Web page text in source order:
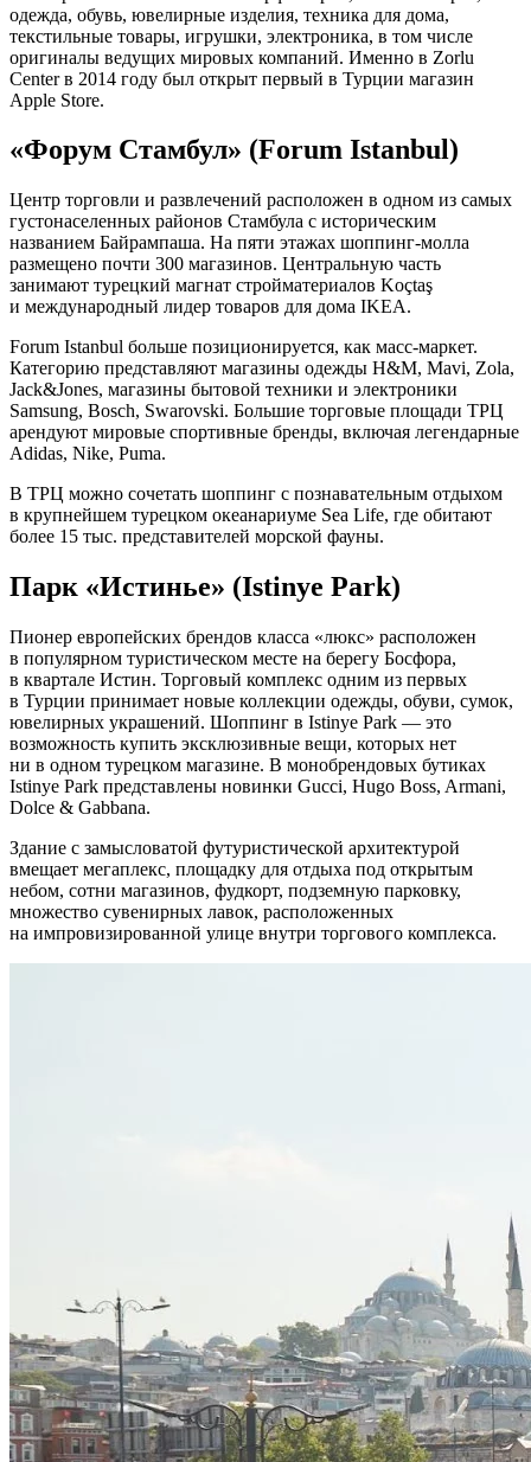
одежда, обувь, ювелирные изделия, техника для дома,
текстильные товары, игрушки, электроника, в том числе
оригиналы ведущих мировых компаний. Именно в Zorlu
Center в 2014 году был открыт первый в Турции магазин
Apple Store.
«Форум Стамбул» (Forum Istanbul)
Центр торговли и развлечений расположен в одном из самых
густонаселенных районов Стамбула с историческим
названием Байрампаша. На пяти этажах шоппинг-молла
размещено почти 300 магазинов. Центральную часть
занимают турецкий магнат стройматериалов Koçtaş
и международный лидер товаров для дома IKEA.
Forum Istanbul больше позиционируется, как масс-маркет.
Категорию представляют магазины одежды H&M, Mavi, Zola,
Jack&Jones, магазины бытовой техники и электроники
Samsung, Bosch, Swarovski. Большие торговые площади ТРЦ
арендуют мировые спортивные бренды, включая легендарные
Adidas, Nike, Puma.
В ТРЦ можно сочетать шоппинг с познавательным отдыхом
в крупнейшем турецком океанариуме Sea Life, где обитают
более 15 тыс. представителей морской фауны.
Парк «Истинье» (Istinye Park)
Пионер европейских брендов класса «люкс» расположен
в популярном туристическом месте на берегу Босфора,
в квартале Истин. Торговый комплекс одним из первых
в Турции принимает новые коллекции одежды, обуви, сумок,
ювелирных украшений. Шоппинг в Istinye Park — это
возможность купить эксклюзивные вещи, которых нет
ни в одном турецком магазине. В монобрендовых бутиках
Istinye Park представлены новинки Gucci, Hugo Boss, Armani,
Dolce & Gabbana.
Здание с замысловатой футуристической архитектурой
вмещает мегаплекс, площадку для отдыха под открытым
небом, сотни магазинов, фудкорт, подземную парковку,
множество сувенирных лавок, расположенных
на импровизированной улице внутри торгового комплекса.